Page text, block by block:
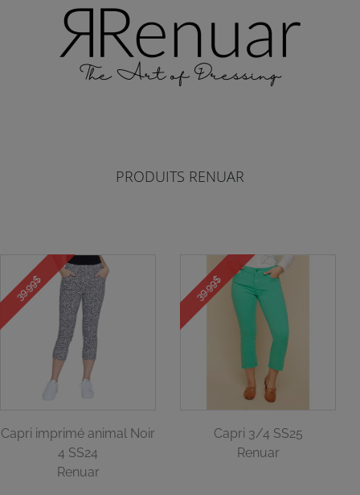
PRODUITS RENUAR
39.99$
Capri imprimé animal Noir
4 SS24
Renuar
39.99$
Capri 3/4 SS25
Renuar